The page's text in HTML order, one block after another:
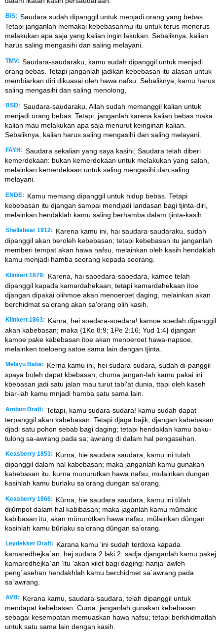
BIS: Saudara sudah dipanggil untuk menjadi orang yang bebas.
Tetapi janganlah memakai kebebasanmu itu untuk terus-menerus
melakukan apa saja yang kalian ingin lakukan. Sebaliknya, kalian
harus saling mengasihi dan saling melayani.
TMV: Saudara-saudaraku, kamu sudah dipanggil untuk menjadi
orang bebas. Tetapi janganlah jadikan kebebasan itu alasan untuk
membiarkan diri dikuasai oleh hawa nafsu. Sebaliknya, kamu harus
saling mengasihi dan saling menolong,
BSD: Saudara-saudaraku, Allah sudah memanggil kalian untuk
menjadi orang bebas. Tetapi, janganlah karena kalian bebas maka
kalian mau melakukan apa saja menurut keinginan kalian.
Sebaliknya, kalian harus saling mengasihi dan saling melayani.
FAYH: Saudara sekalian yang saya kasihi, Saudara telah diberi
kemerdekaan: bukan kemerdekaan untuk melakukan yang salah,
melainkan kemerdekaan untuk saling mengasihi dan saling
melayani.
ENDE:
Kamu memang dipanggil untuk hidup bebas. Tetapi
kebebasan itu djangan sampai mendjadi landasan bagi tjinta-diri,
melainkan hendaklah kamu saling berhamba dalam tjinta-kasih.
Shellabear 1912:
Karena kamu ini, hai saudara-saudaraku, sudah
dipanggil akan beroleh kebebasan; tetapi kebebasan itu janganlah
memberi tempat akan hawa nafsu, melainkan oleh kasih hendaklah
kamu menjadi hamba seorang kepada seorang.
Klinkert 1879:
Karena, hai saoedara-saoedara, kamoe telah
dipanggil kapada kamardahekaan, tetapi kamardahekaan itoe
djangan dipakai olihmoe akan menoeroet daging, melainkan akan
berchidmat sa'orang akan sa'orang olih kasih.
Klinkert 1863:
Karna, hei soedara-soedara! kamoe soedah dipanggil
akan kabebasan; maka {1Ko 8:9; 1Pe 2:16; Yud 1:4} djangan
kamoe pake kabebasan itoe akan menoeroet hawa-napsoe,
melainken toeloeng satoe sama lain dengan tjinta.
Melayu Baba:
Kerna kamu ini, hei sudara-sudara, sudah di-panggil
spaya boleh dapat kbebasan; chuma jangan-lah kamu pakai ini
kbebasan jadi satu jalan mau turut tabi'at dunia, ttapi oleh kaseh
biar-lah kamu mnjadi hamba satu sama lain.
Ambon Draft: Tetapi, kamu sudara-sudara! kamu sudah dapat
terpanggil akan kabebasan. Tetapi djaga bajik, djangan kabebasan
djadi satu pohon sebab bagi daging; tetapi hendaklah kamu baku-
tulong sa-awrang pada sa; awrang di dalam hal pengasehan.
Keasberry 1853:
Kurna, hie saudara saudara, kamu ini tulah
dipanggil dalam hal kabebasan; maka janganlah kamu gunakan
kabebasan itu, kurna munurutkan hawa nafsu, mulainkan dungan
kasihlah kamu burlaku sa'orang dungan sa'orang.
Keasberry 1866:
Kŭrna, hie saudara saudara, kamu ini tŭlah
dijŭmpot dalam hal kabibasan; maka jaganlah kamu mŭmakie
kabibasan itu, akan mŭnurotkan hawa nafsu, mŭlainkan dŭngan
kasihlah kamu bŭrlaku sa’orang dŭngan sa’orang.
Leydekker Draft:
Karana kamu 'ini sudah terdoxa kapada
kamaredhejka`an, hej sudara 2 laki 2: sadja djanganlah kamu pakej
kamaredhejka`an 'itu 'akan xilet bagi daging: hanja 'awleh
peng`asehan hendakhlah kamu berchidmet sa`awrang pada
sa`awrang.
AVB:
Kerana kamu, saudara-saudara, telah dipanggil untuk
mendapat kebebasan. Cuma, janganlah gunakan kebebasan
sebagai kesempatan memuaskan hawa nafsu; tetapi berkhidmatlah
untuk satu sama lain dengan kasih.